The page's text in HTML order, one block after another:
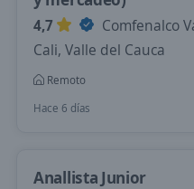
4,7
Comfenalco
Cali, Valle del Cauca
Remoto
Hace 6 días
Anallista Junior